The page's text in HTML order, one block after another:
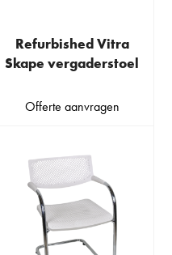
Refurbished Vitra
Skape vergaderstoel
Offerte aanvragen